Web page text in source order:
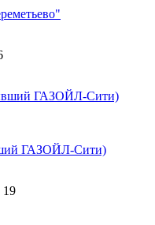
ГАЗОЙЛ-Сити)
19